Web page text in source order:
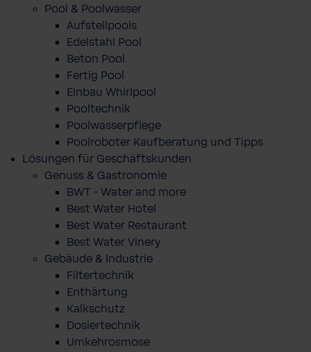
Pool & Poolwasser
Aufstellpools
Edelstahl Pool
Beton Pool
Fertig Pool
Einbau Whirlpool
Pooltechnik
Poolwasserpflege
Poolroboter Kaufberatung und Tipps
Lösungen für Geschäftskunden
Genuss & Gastronomie
BWT - Water and more
Best Water Hotel
Best Water Restaurant
Best Water Vinery
Gebäude & Industrie
Filtertechnik
Enthärtung
Kalkschutz
Dosiertechnik
Umkehrosmose